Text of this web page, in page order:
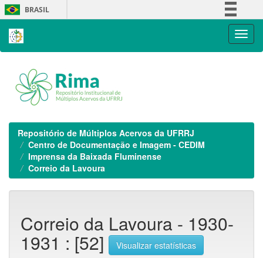
Skip
navigation
BRASIL
Repositório de Múltiplos Acervos da UFRRJ
Centro de Documentação e Imagem - CEDIM
Imprensa da Baixada Fluminense
Correio da Lavoura
Correio da Lavoura - 1930-
1931 : [52] Visualizar estatísticas